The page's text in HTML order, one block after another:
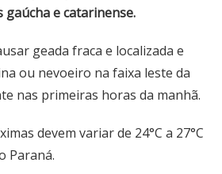
gaúcha e catarinense.
geada fraca e localizada e
ou nevoeiro na faixa leste da
nas primeiras horas da manhã.
devem variar de 24°C a 27°C
Paraná.